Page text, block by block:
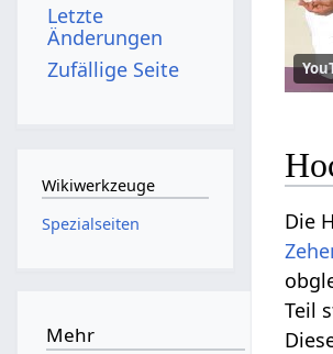
Die
Teil
Letzte
Änderungen
Zufällige Seite
Wikiwerkzeuge
Spezialseiten
Mehr